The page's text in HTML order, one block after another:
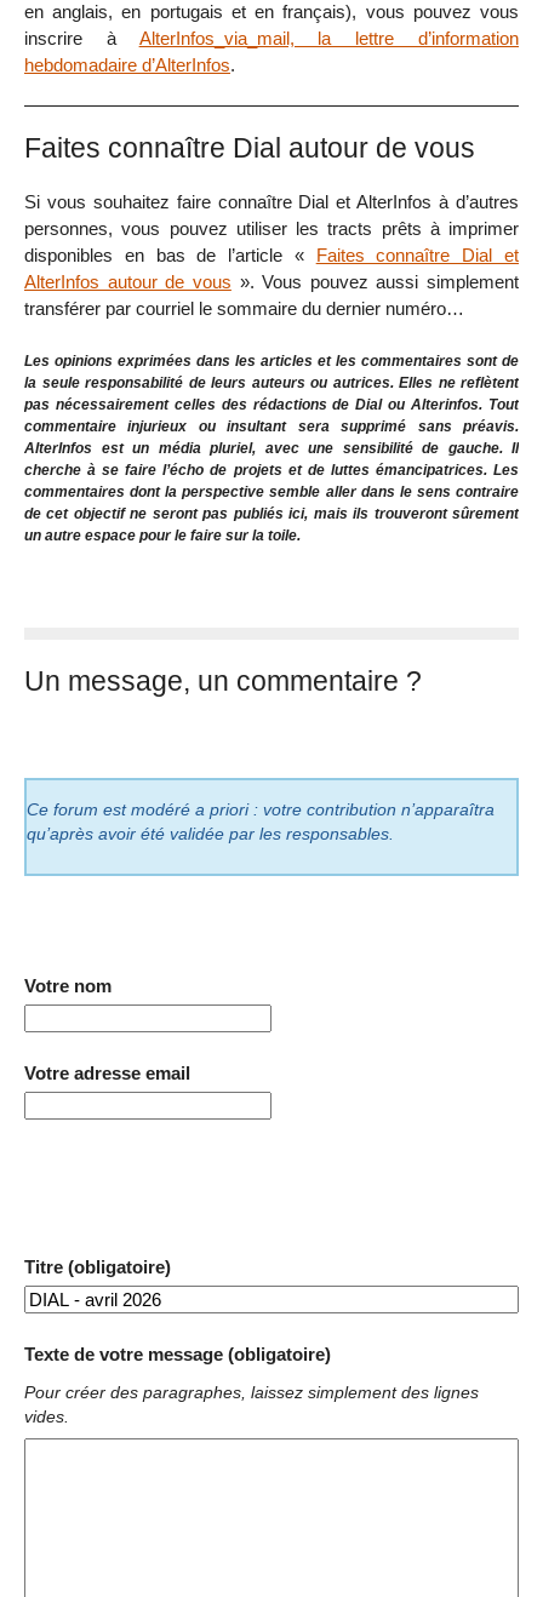
en anglais, en portugais et en français), vous pouvez vous
inscrire à AlterInfos_via_mail, la lettre d’information
hebdomadaire d’AlterInfos.
Faites connaître Dial autour de vous
Si vous souhaitez faire connaître Dial et AlterInfos à d’autres
personnes, vous pouvez utiliser les tracts prêts à imprimer
disponibles en bas de l’article « Faites connaître Dial et
AlterInfos autour de vous ». Vous pouvez aussi simplement
transférer par courriel le sommaire du dernier numéro…
Les opinions exprimées dans les articles et les commentaires sont de
la seule responsabilité de leurs auteurs ou autrices. Elles ne reflètent
pas nécessairement celles des rédactions de Dial ou Alterinfos. Tout
commentaire injurieux ou insultant sera supprimé sans préavis.
AlterInfos est un média pluriel, avec une sensibilité de gauche. Il
cherche à se faire l’écho de projets et de luttes émancipatrices. Les
commentaires dont la perspective semble aller dans le sens contraire
de cet objectif ne seront pas publiés ici, mais ils trouveront sûrement
un autre espace pour le faire sur la toile.
Un message, un commentaire ?
Ce forum est modéré a priori : votre contribution n’apparaîtra
qu’après avoir été validée par les responsables.
Votre nom
Votre adresse email
Titre (obligatoire)
Texte de votre message (obligatoire)
Pour créer des paragraphes, laissez simplement des lignes
vides.